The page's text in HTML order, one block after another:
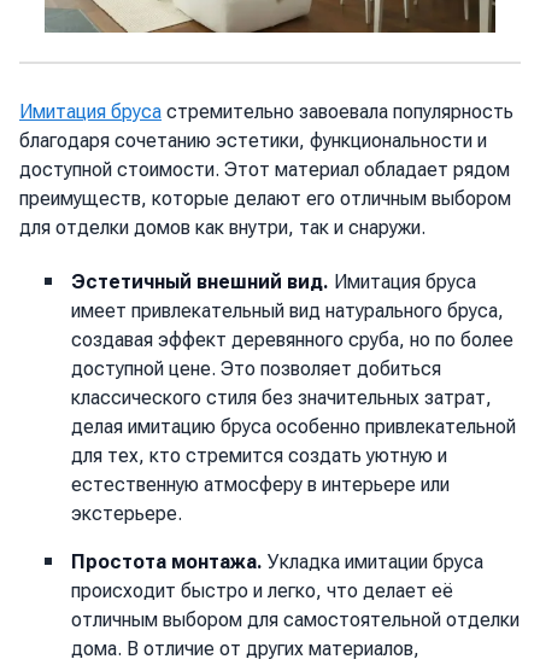
Имитация бруса стремительно завоевала популярность
благодаря сочетанию эстетики, функциональности и
доступной стоимости. Этот материал обладает рядом
преимуществ, которые делают его отличным выбором
для отделки домов как внутри, так и снаружи.
Эстетичный внешний вид. Имитация бруса
имеет привлекательный вид натурального бруса,
создавая эффект деревянного сруба, но по более
доступной цене. Это позволяет добиться
классического стиля без значительных затрат,
делая имитацию бруса особенно привлекательной
для тех, кто стремится создать уютную и
естественную атмосферу в интерьере или
экстерьере.
Простота монтажа. Укладка имитации бруса
происходит быстро и легко, что делает её
отличным выбором для самостоятельной отделки
дома. В отличие от других материалов,